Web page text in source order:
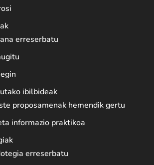
erreserbatu
ibilbideak
proposamenak hemendik gertu
informazio praktikoa
erreserbatu